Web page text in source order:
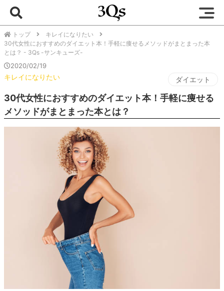
トップ
キレイになりたい
30代女性におすすめのダイエット本！手軽に痩せるメソッドがまとまった本
とは？ - 3Qs -サンキューズ-
2020/02/19
キレイになりたい ダイエット
30代女性におすすめのダイエット本！手軽に痩せる
メソッドがまとまった本とは？